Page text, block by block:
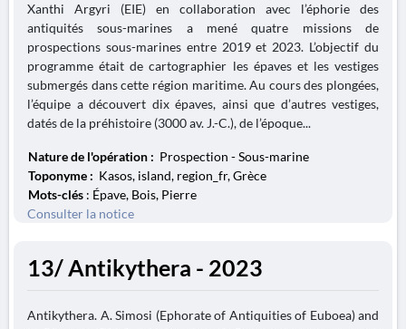
Xanthi Argyri (EIE) en collaboration avec l’éphorie des
antiquités sous-marines a mené quatre missions de
prospections sous-marines entre 2019 et 2023. L’objectif du
programme était de cartographier les épaves et les vestiges
submergés dans cette région maritime. Au cours des plongées,
l’équipe a découvert dix épaves, ainsi que d’autres vestiges,
datés de la préhistoire (3000 av. J.-C.), de l’époque...
Nature de l'opération : Prospection - Sous-marine
Toponyme : Kasos, island, region_fr, Grèce
Mots-clés : Épave, Bois, Pierre
Consulter la notice
13/ Antikythera - 2023
Antikythera. A. Simosi (Ephorate of Antiquities of Euboea) and